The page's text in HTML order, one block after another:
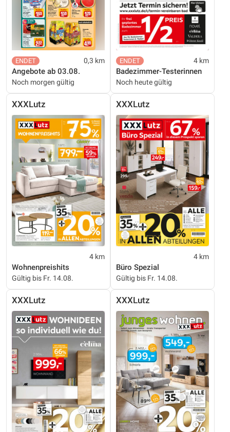
0,3 km
Angebote ab 03.08.
Noch morgen gültig
4 km
Badezimmer-Testerinnen
Noch heute gültig
XXXLutz
4 km
Wohnenpreishits
Gültig bis Fr. 14.08.
XXXLutz
4 km
Büro Spezial
Gültig bis Fr. 14.08.
XXXLutz XXXLutz